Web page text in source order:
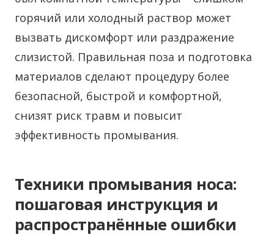
горячий или холодный раствор может
вызвать дискомфорт или раздражение
слизистой. Правильная поза и подготовка
материалов сделают процедуру более
безопасной, быстрой и комфортной,
снизят риск травм и повысит
эффективность промывания.
Техники промывания носа:
пошаговая инструкция и
распространённые ошибки